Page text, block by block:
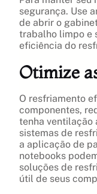
segurança. Use
de abrir o
trabalho limpo e
eficiência do
Otimize
O resfriamento
componentes,
tenha ventilação
sistemas de
a aplicação de
notebooks
soluções de
útil de seus